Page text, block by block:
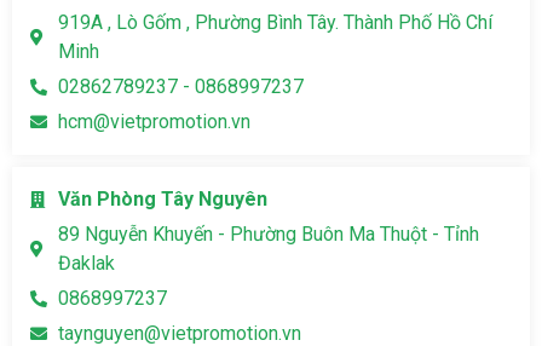
919A , Lò Gốm , Phường Bình Tây. Thành Phố Hồ Chí
Minh
02862789237 - 0868997237
hcm@vietpromotion.vn
Văn Phòng Tây Nguyên
89 Nguyễn Khuyến - Phường Buôn Ma Thuột - Tỉnh
Đaklak
0868997237
taynguyen@vietpromotion.vn